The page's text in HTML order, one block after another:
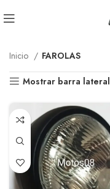
Inicio FAROLAS
Mostrar barra lateral